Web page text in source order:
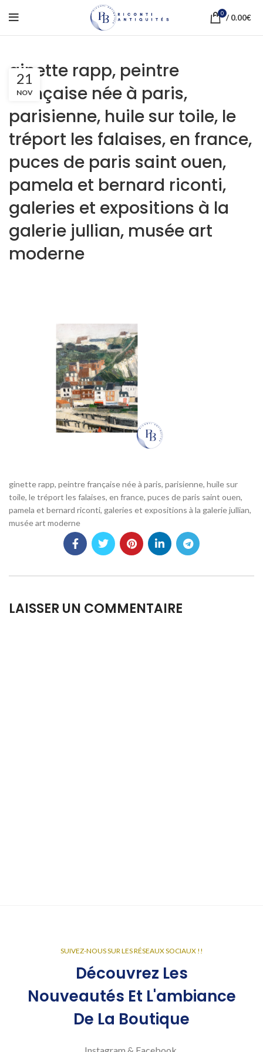
0 / 0.00€
ginette rapp, peintre
française née à paris,
parisienne, huile sur toile, le
tréport les falaises, en france,
puces de paris saint ouen,
pamela et bernard riconti,
galeries et expositions à la
galerie jullian, musée art
moderne
21
NOV
ginette rapp, peintre française née à paris, parisienne, huile sur
toile, le tréport les falaises, en france, puces de paris saint ouen,
pamela et bernard riconti, galeries et expositions à la galerie jullian,
musée art moderne
LAISSER UN COMMENTAIRE
SUIVEZ-NOUS SUR LES RÉSEAUX SOCIAUX !!
Découvrez Les
Nouveautés Et L'ambiance
De La Boutique